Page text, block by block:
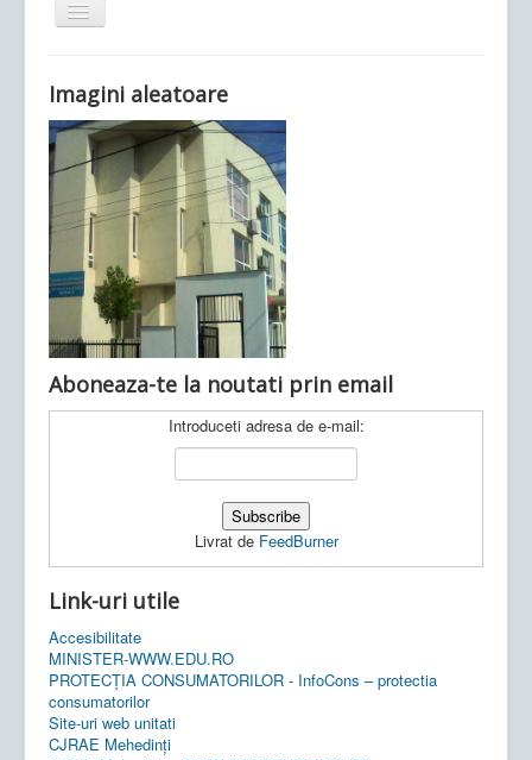
Comută
navigarea
Ultimele articole: Vi, 04.11.2022 -
Județean Mehedinți
Imagini aleatoare
Aboneaza-te la noutati prin email
Introduceti adresa de e-mail:
Livrat de FeedBurner
Link-uri utile
Accesibilitate
MINISTER-WWW.EDU.RO
PROTECȚIA CONSUMATORILOR - InfoCons – protectia
consumatorilor
Site-uri web unitati
CJRAE Mehedinți